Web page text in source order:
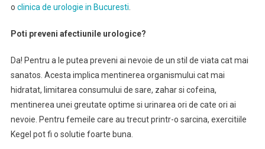
o clinica de urologie in Bucuresti.
Poti preveni afectiunile urologice?
Da! Pentru a le putea preveni ai nevoie de un stil de viata cat mai
sanatos. Acesta implica mentinerea organismului cat mai
hidratat, limitarea consumului de sare, zahar si cofeina,
mentinerea unei greutate optime si urinarea ori de cate ori ai
nevoie. Pentru femeile care au trecut printr-o sarcina, exercitiile
Kegel pot fi o solutie foarte buna.